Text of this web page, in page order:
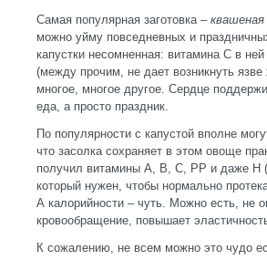
Самая популярная заготовка –
можно уйму повседневных и
капустки несомненная: витамина С в
(между прочим, не дает возникнуть
многое, многое другое. Сердце
еда, а просто праздник.
По популярности с капустой вполне
что засолка сохраняет в этом овоще
получил витамины А, В, С, РР и даже Н
который нужен, чтобы нормально
А калорийности – чуть. Можно есть, не
кровообращение, повышает
К сожалению, не всем можно это чудо